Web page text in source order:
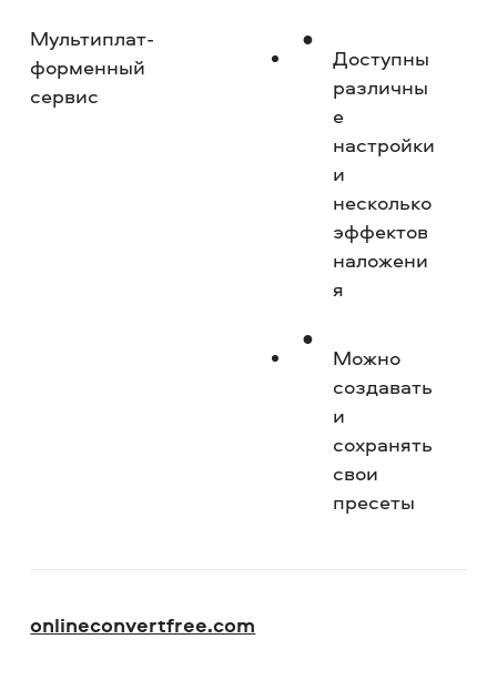
Мультиплат­
форменный
сервис
Доступны
различны
е
настройки
и
несколько
эффектов
наложени
я
Можно
создавать
и
сохранять
свои
пресеты
onlineconvert­free.com